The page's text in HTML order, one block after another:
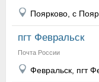
Поярково, с
пгт Февральск
Почта России
Февральск, пгт